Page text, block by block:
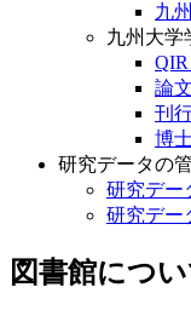
九
九州大学
論
刊
博
研究データの
研究デー
研究デー
図書館につ